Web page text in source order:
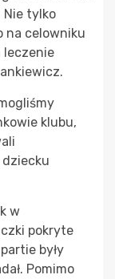
Nie tylko
na celowniku
leczenie
klubu,
w
pokryte
były
Pomimo